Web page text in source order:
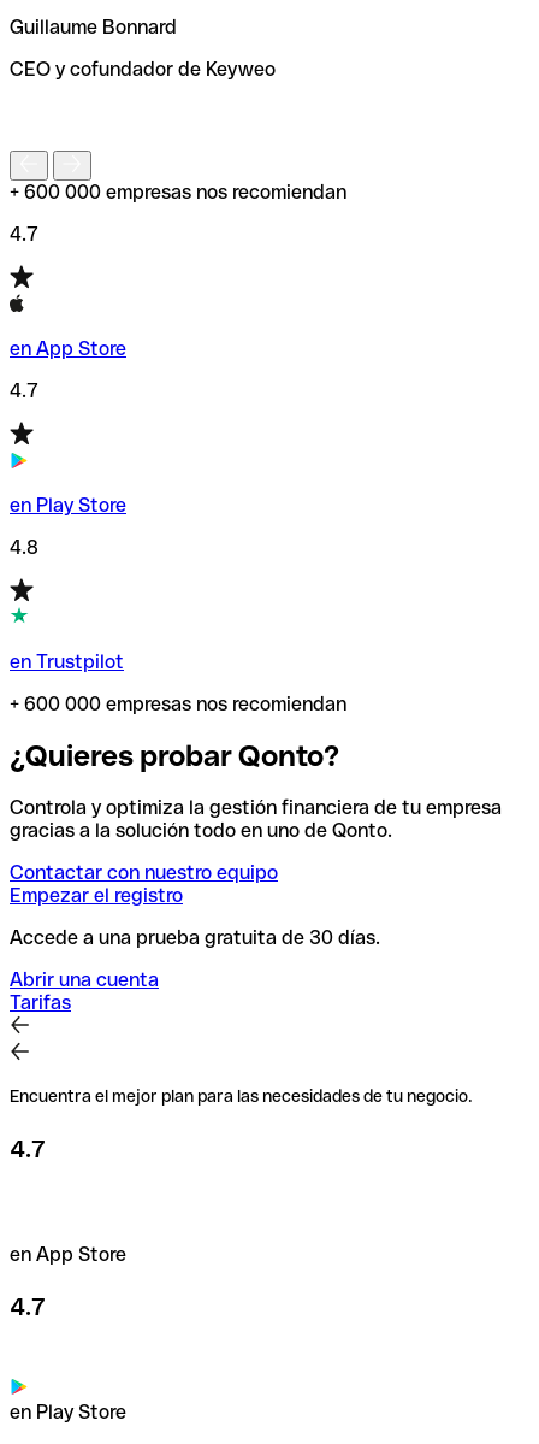
de enviar tu transferencia.
Guillaume Bonnard
CEO y cofundador de Keyweo
+ 600 000 empresas nos recomiendan
4.7
en App Store
4.7
en Play Store
4.8
en Trustpilot
+ 600 000 empresas nos recomiendan
¿Quieres probar Qonto?
Controla y optimiza la gestión financiera de tu empresa
gracias a la solución todo en uno de Qonto.
Contactar con nuestro equipo
Empezar el registro
Accede a una prueba gratuita de 30 días.
Abrir una cuenta
Tarifas
Encuentra el mejor plan para las necesidades de tu negocio.
4.7
en App Store
4.7
en Play Store